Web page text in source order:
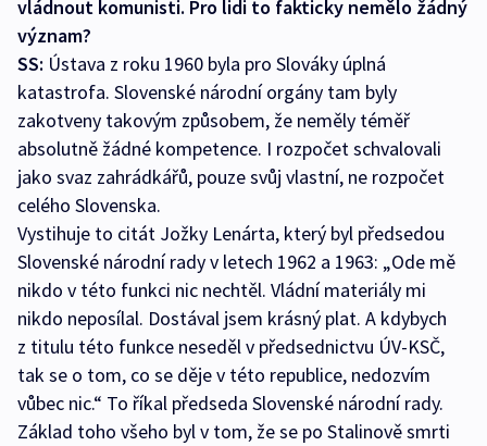
vládnout komunisti. Pro lidi to fakticky nemělo žádný
význam?
SS: Ústava z roku 1960 byla pro Slováky úplná
katastrofa. Slovenské národní orgány tam byly
zakotveny takovým způsobem, že neměly téměř
absolutně žádné kompetence. I rozpočet schvalovali
jako svaz zahrádkářů, pouze svůj vlastní, ne rozpočet
celého Slovenska.
Vystihuje to citát Jožky Lenárta, který byl předsedou
Slovenské národní rady v letech 1962 a 1963: „Ode mě
nikdo v této funkci nic nechtěl. Vládní materiály mi
nikdo neposílal. Dostával jsem krásný plat. A kdybych
z titulu této funkce neseděl v předsednictvu ÚV-KSČ,
tak se o tom, co se děje v této republice, nedozvím
vůbec nic.“ To říkal předseda Slovenské národní rady.
Základ toho všeho byl v tom, že se po Stalinově smrti